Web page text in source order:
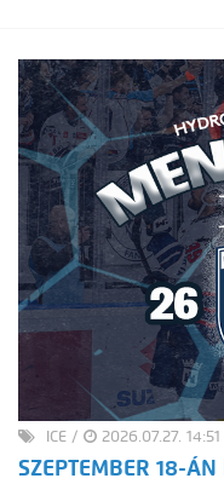
ICE / 2026.07.27. 14:51
SZEPTEMBER 18-